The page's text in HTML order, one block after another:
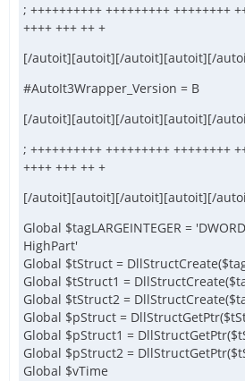
; ++++++++++ +++++++++ ++++++++
++++ +++ ++ +
[/autoit][autoit][/autoit][autoit][/
#AutoIt3Wrapper_Version = B
[/autoit][autoit][/autoit][autoit][/
; ++++++++++ +++++++++ ++++++++
++++ +++ ++ +
[/autoit][autoit][/autoit][autoit][/
Global $tagLARGEINTEGER =
HighPart'
Global $tStruct =
Global $tStruct1 =
Global $tStruct2 =
Global $pStruct =
Global $pStruct1 =
Global $pStruct2 =
Global $vTime